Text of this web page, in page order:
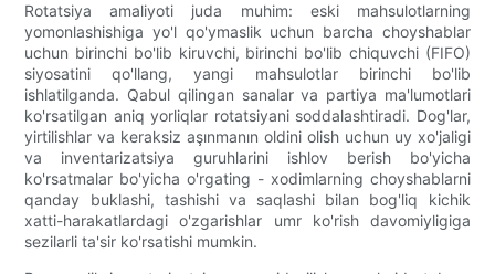
Rotatsiya amaliyoti juda muhim: eski mahsulotlarning
yomonlashishiga yo'l qo'ymaslik uchun barcha choyshablar
uchun birinchi bo'lib kiruvchi, birinchi bo'lib chiquvchi (FIFO)
siyosatini qo'llang, yangi mahsulotlar birinchi bo'lib
ishlatilganda. Qabul qilingan sanalar va partiya ma'lumotlari
ko'rsatilgan aniq yorliqlar rotatsiyani soddalashtiradi. Dog'lar,
yirtilishlar va keraksiz aşınmanın oldini olish uchun uy xo'jaligi
va inventarizatsiya guruhlarini ishlov berish bo'yicha
ko'rsatmalar bo'yicha o'rgating - xodimlarning choyshablarni
qanday buklashi, tashishi va saqlashi bilan bog'liq kichik
xatti-harakatlardagi o'zgarishlar umr ko'rish davomiyligiga
sezilarli ta'sir ko'rsatishi mumkin.